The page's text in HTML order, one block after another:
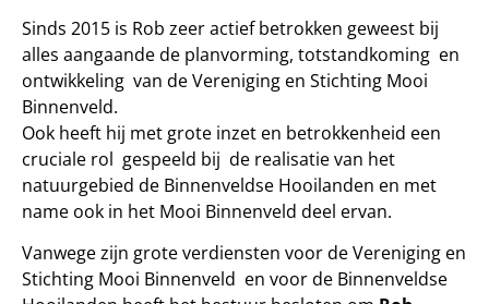
Sinds 2015 is Rob zeer actief betrokken geweest bij
alles aangaande de planvorming, totstandkoming en
ontwikkeling van de Vereniging en Stichting Mooi
Binnenveld.
Ook heeft hij met grote inzet en betrokkenheid een
cruciale rol gespeeld bij de realisatie van het
natuurgebied de Binnenveldse Hooilanden en met
name ook in het Mooi Binnenveld deel ervan.
Vanwege zijn grote verdiensten voor de Vereniging en
Stichting Mooi Binnenveld en voor de Binnenveldse